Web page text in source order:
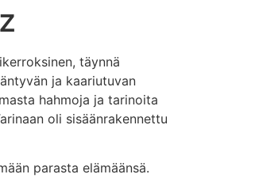
täynnä
ja kaariutuvan
hahmoja ja tarinoita
oli sisäänrakennettu
parasta elämäänsä.